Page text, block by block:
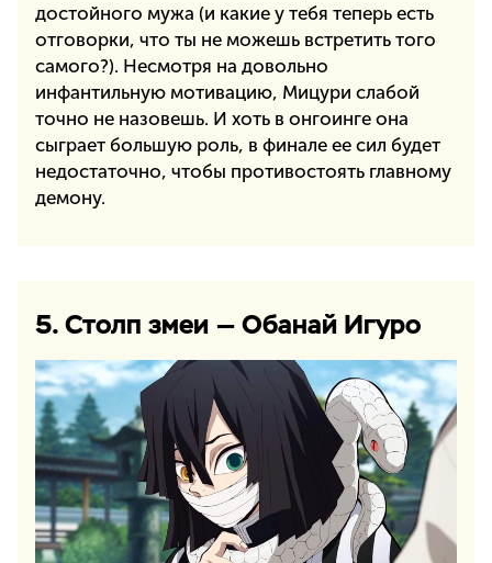
достойного мужа (и какие у тебя теперь есть
отговорки, что ты не можешь встретить того
самого?). Несмотря на довольно
инфантильную мотивацию, Мицури слабой
точно не назовешь. И хоть в онгоинге она
сыграет большую роль, в финале ее сил будет
недостаточно, чтобы противостоять главному
демону.
5. Столп змеи — Обанай Игуро